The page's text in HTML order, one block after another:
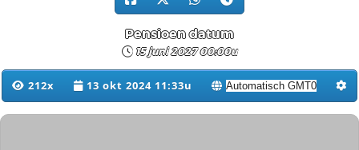
Pensioen datum
15 juni 2027 00:00u
212x 13 okt 2024 11:33u